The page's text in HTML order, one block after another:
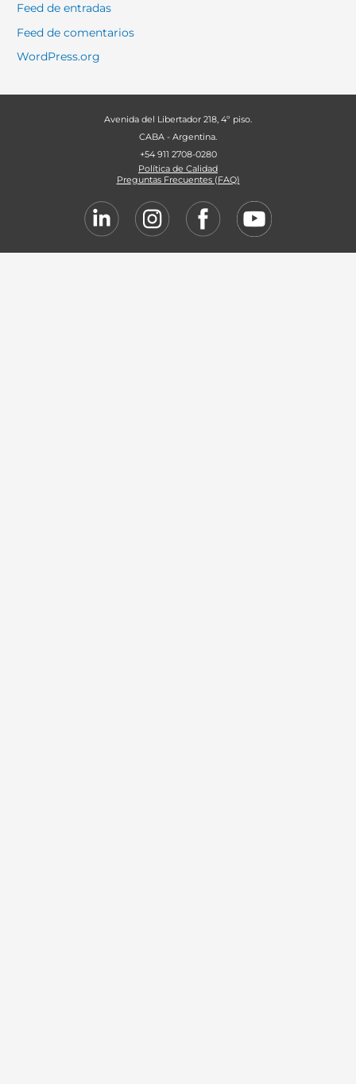
Feed de entradas
Feed de comentarios
WordPress.org
Avenida del Libertador 218, 4º piso.
CABA - Argentina.
+54 911 2708-0280
Política de Calidad
Preguntas Frecuentes (FAQ)